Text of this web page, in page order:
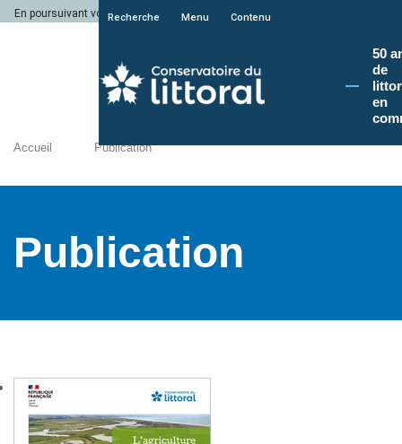
En poursuivant votre navigation sur le site du Conservatoire du littoral, vous
Recherche Menu Contenu
50
de
en
Accueil Publication
Publication